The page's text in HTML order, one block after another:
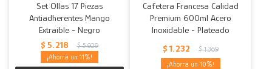
Set Ollas 17 Piezas
Antiadherentes Mango
Extraible - Negro
$ 5.218 $ 5.929
11
Cafetera Francesa Calidad
Premium 600ml Acero
Inoxidable - Plateado
$ 1.232 $ 1.369
10